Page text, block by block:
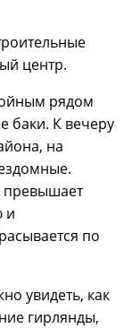
центр.
рядом
баки. К вечеру
на
превышает
и
по
увидеть, как
гирлянды,